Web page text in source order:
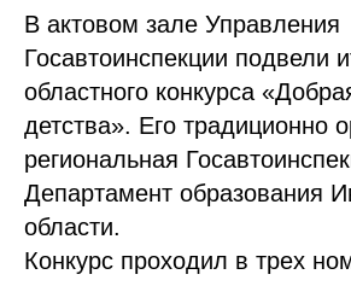
В актовом зале Управления
Госавтоинспекции подвели
областного конкурса
детства». Его традиционно
региональная
Департамент образования
области.
Конкурс проходил в трех